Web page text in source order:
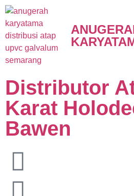
Distributor
Karat
Bawen